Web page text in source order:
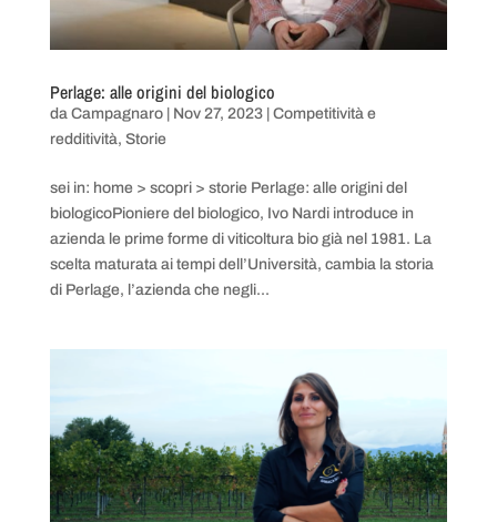
Perlage: alle origini del biologico
da Campagnaro| Nov 27, 2023| Competitività e
redditività, Storie
sei in: home > scopri > storie Perlage: alle origini del
biologicoPioniere del biologico, Ivo Nardi introduce in
azienda le prime forme di viticoltura bio già nel 1981. La
scelta maturata ai tempi dell’Università, cambia la storia
di Perlage, l’azienda che negli...